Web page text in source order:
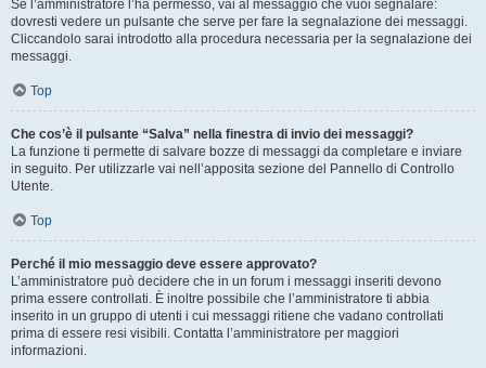
Se l’amministratore l’ha permesso, vai al messaggio che vuoi segnalare:
dovresti vedere un pulsante che serve per fare la segnalazione dei messaggi.
Cliccandolo sarai introdotto alla procedura necessaria per la segnalazione dei
messaggi.
Top
Che cos’è il pulsante “Salva” nella finestra di invio dei messaggi?
La funzione ti permette di salvare bozze di messaggi da completare e inviare
in seguito. Per utilizzarle vai nell’apposita sezione del Pannello di Controllo
Utente.
Top
Perché il mio messaggio deve essere approvato?
L’amministratore può decidere che in un forum i messaggi inseriti devono
prima essere controllati. È inoltre possibile che l’amministratore ti abbia
inserito in un gruppo di utenti i cui messaggi ritiene che vadano controllati
prima di essere resi visibili. Contatta l’amministratore per maggiori
informazioni.